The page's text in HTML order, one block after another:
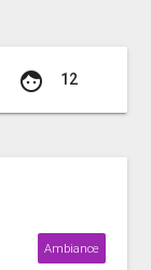
face 12
Ambiance